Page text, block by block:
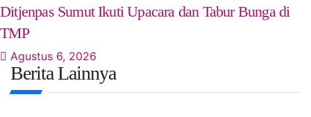
Ditjenpas Sumut Ikuti Upacara dan Tabur Bunga di
TMP
Agustus 6, 2026
Berita Lainnya